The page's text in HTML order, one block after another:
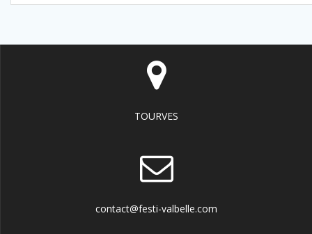
TOURVES
contact@festi-valbelle.com